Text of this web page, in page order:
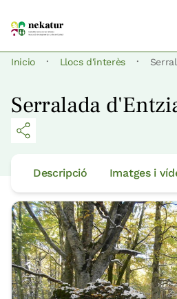
Inicio · Llocs d'interès ·
Serralada
Descripció Imatges i